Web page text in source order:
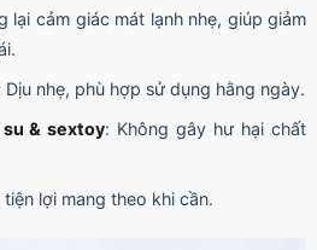
lại cảm giác mát lạnh nhẹ, giúp giảm
Dịu nhẹ, phù hợp sử dụng hằng ngày.
& sextoy: Không gây hư hại chất
lợi mang theo khi cần.